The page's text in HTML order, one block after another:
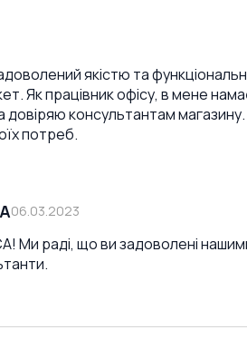
якістю та
Як працівник офісу, в мене
довіряю консультантам
потреб.
06.03.2023
Ми раді, що ви задоволені